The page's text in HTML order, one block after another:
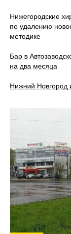
Нижегородские
по удалению
методике
Бар в
на два месяца
Нижний Новгород